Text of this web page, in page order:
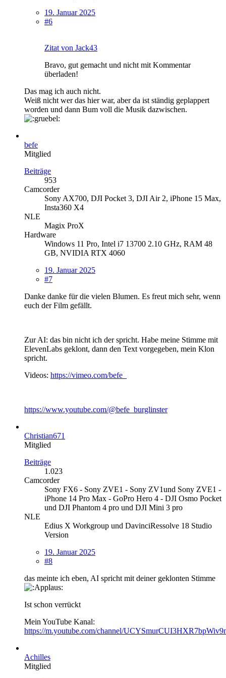
19. Januar 2025
#6
Zitat von Jack43
Bravo, gut gemacht und nicht mit Kommentar
überladen!
Das mag ich auch nicht.
Weiß nicht wer das hier war, aber da ist ständig geplappert
worden und dann Bum voll die Musik dazwischen.
befe
Mitglied
Beiträge
953
Camcorder
Sony AX700, DJI Pocket 3, DJI Air 2, iPhone 15 Max,
Insta360 X4
NLE
Magix ProX
Hardware
Windows 11 Pro, Intel i7 13700 2.10 GHz, RAM 48
GB, NVIDIA RTX 4060
19. Januar 2025
#7
Danke danke für die vielen Blumen. Es freut mich sehr, wenn
euch der Film gefällt.
Zur AI: das bin nicht ich der spricht. Habe meine Stimme mit
ElevenLabs geklont, dann den Text vorgegeben, mein Klon
spricht.
Videos: https://vimeo.com/befe
https://www.youtube.com/@befe_burglinster
Christian671
Mitglied
Beiträge
1.023
Camcorder
Sony FX6 - Sony ZVE1 - Sony ZV1und Sony ZVE1 -
iPhone 14 Pro Max - GoPro Hero 4 - DJI Osmo Pocket
und DJI Phantom 4 pro und DJI Mini 3 pro
NLE
Edius X Workgroup und DavinciRessolve 18 Studio
Version
19. Januar 2025
#8
das meinte ich eben, AI spricht mit deiner geklonten Stimme
Ist schon verrückt
Mein YouTube Kanal:
https://m.youtube.com/channel/
Achilles
Mitglied